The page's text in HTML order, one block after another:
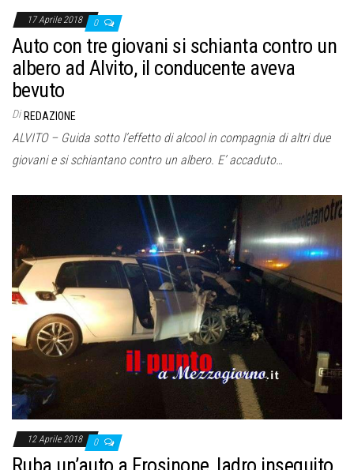
17 Aprile 2018 0
Auto con tre giovani si schianta contro un
albero ad Alvito, il conducente aveva
bevuto
Di REDAZIONE
ALVITO – Guida sotto l’effetto di alcool in compagnia di altri due
giovani e si schiantano contro un albero. E’ accaduto…
12 Aprile 2018 0
Ruba un’auto a Frosinone, ladro inseguito